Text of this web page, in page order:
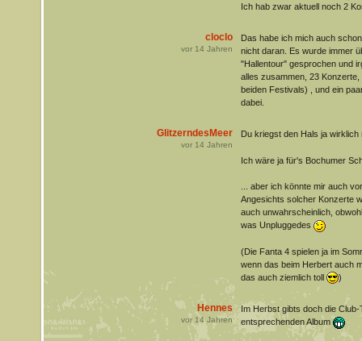
Ich hab zwar aktuell noch 2
cloclo
vor 14 Jahren
Das habe ich mich auch
nicht daran. Es wurde immer
"Hallentour" gesprochen und
alles zusammen, 23
beiden Festivals) , und ein
dabei.
GlitzerndesMeer
vor 14 Jahren
Du kriegst den Hals ja
Ich wäre ja für's Bochumer
... aber ich könnte mir auch
Angesichts solcher Konzerte
auch unwahrscheinlich,
was Unpluggedes
(Die Fanta 4 spielen ja im
wenn das beim Herbert auch
das auch ziemlich toll
)
Hennes
vor 14Jahren
Im Herbst gibts doch die
entsprechenden Album